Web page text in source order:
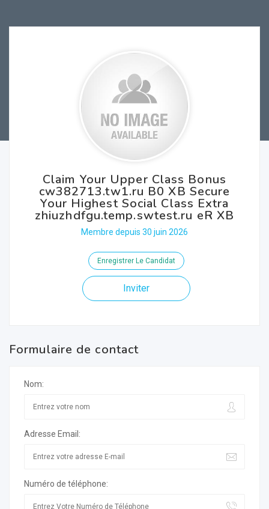
Claim Your Upper Class Bonus
cw382713.tw1.ru B0 XB Secure
Your Highest Social Class Extra
zhiuzhdfgu.temp.swtest.ru eR XB
Membre depuis 30 juin 2026
Enregistrer Le Candidat
Inviter
Formulaire de contact
Nom:
Adresse Email:
Numéro de téléphone: